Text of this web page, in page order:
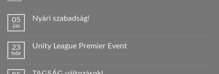
05
jún
Nyári szabadság!
Nyári
23
febr
Unity League Premier Event